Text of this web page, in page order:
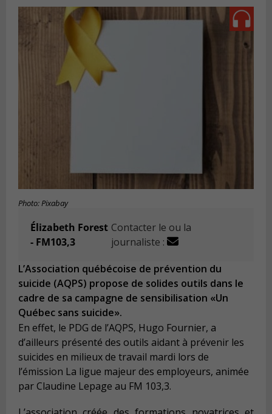
Photo: Pixabay
Élizabeth Forest
- FM103,3
Contacter le ou la
journaliste :
L’Association québécoise de prévention du
suicide (AQPS) propose de solides outils dans le
cadre de sa campagne de sensibilisation «Un
Québec sans suicide».
En effet, le PDG de l’AQPS, Hugo Fournier, a
d’ailleurs présenté des outils aidant à prévenir les
suicides en milieux de travail mardi lors de
l’émission La ligue majeur des employeurs, animée
par Claudine Lepage au FM 103,3.